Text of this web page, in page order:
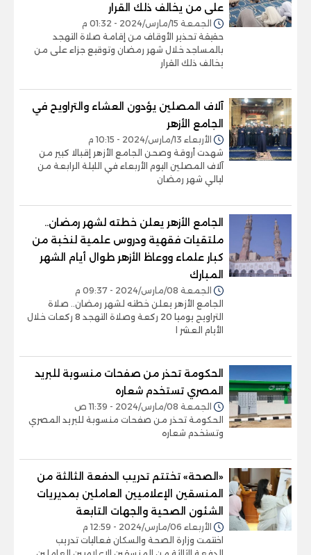
على من يخالف ذلك القرار
الجمعة 15/مارس/2024 - 01:32 م
حقيقة تحذير الأوقاف من إقامة صلاة التهجد
بالمساجد خلال شهر رمضان وتوقيع جزاء على من
يخالف ذلك القرار
آلاف المصلين يؤدون العشاء والتراويح في
الجامع الأزهر
الأربعاء 13/مارس/2024 - 10:15 م
شهدت أروقة وصحن الجامع الأزهر إقبالا كبير من
آلاف المصلين اليوم الأربعاء في الليلة الرابعة من
ليالي شهر رمضان
الجامع الأزهر يعلن خطته لشهر رمضان..
ملتقيات فقهية ودروس علمية لنخبة من
كبار علماء ووعاظ الأزهر طوال أيام الشهر
المبارك
الجمعة 08/مارس/2024 - 09:37 م
الجامع الأزهر يعلن خطته لشهر رمضان.. صلاة
التراويح يوميا 20 ركعة وصلاة التهجد 8 ركعات خلال
الأيام العشر ا
الحكومة تحذر من صفحات منسوبة للبريد
المصري تستخدم شعاره
الجمعة 08/مارس/2024 - 11:39 ص
الحكومة تحذر من صفحات منسوبة للبريد المصري
وتستخدم شعاره
«الصحة» تختتم تدريب الدفعة الثالثة من
المنسقين الإعلاميين العاملين بمديريات
الشئون الصحية والجهات التابعة
الأربعاء 06/مارس/2024 - 12:59 م
اختتمت وزارة الصحة والسكان فعاليات تدريب